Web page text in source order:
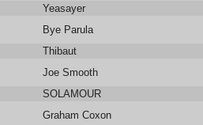
Yeasayer
Bye Parula
Thibaut
Joe Smooth
SOLAMOUR
Graham Coxon